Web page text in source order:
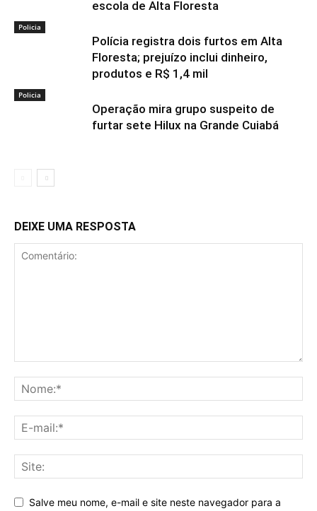
escola de Alta Floresta
Policia
Polícia registra dois furtos em Alta
Floresta; prejuízo inclui dinheiro,
produtos e R$ 1,4 mil
Policia
Operação mira grupo suspeito de
furtar sete Hilux na Grande Cuiabá
DEIXE UMA RESPOSTA
Salve meu nome, e-mail e site neste navegador para a